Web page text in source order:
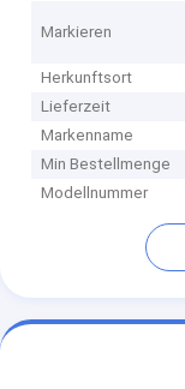
Markieren
Herkunftsort
Lieferzeit
Markenname
Min Bestellmenge
Modellnummer